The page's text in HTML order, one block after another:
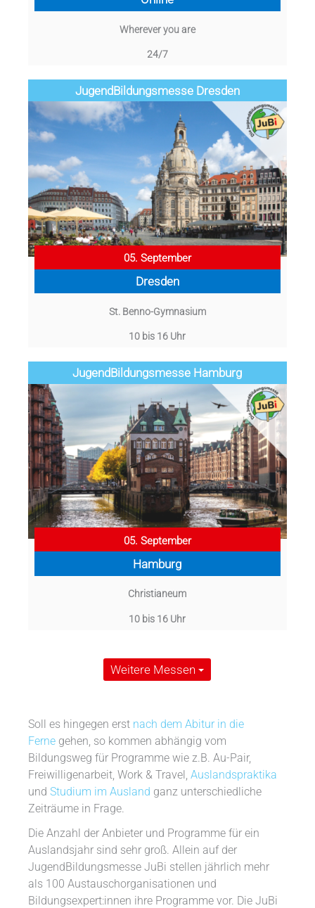
Wherever you are
24/7
Jugend­­­­­Bildungsmess­e Dresden
05. September
Dresden
St. Benno-Gymnasium
10 bis 16 Uhr
Jugend­­­­­Bildungsmess­e Hamburg
05. September
Hamburg
Christianeum
10 bis 16 Uhr
Weitere Messen
Soll es hingegen erst nach dem Abitur in die
Ferne gehen, so kommen abhängig vom
Bildungsweg für Programme wie z.B. Au-Pair,
Freiwilligenarbeit, Work & Travel,Auslandspraktika
undStudium im Ausland ganz unterschiedliche
Zeiträume in Frage.
Die Anzahl der Anbieter und Programme für ein
Auslandsjahr sind sehr groß. Allein auf der
JugendBildungsmesse JuBi stellen jährlich mehr
als 100 Austauschorganisationen und
Bildungsexpert:innen ihre Programme vor. Die JuBi